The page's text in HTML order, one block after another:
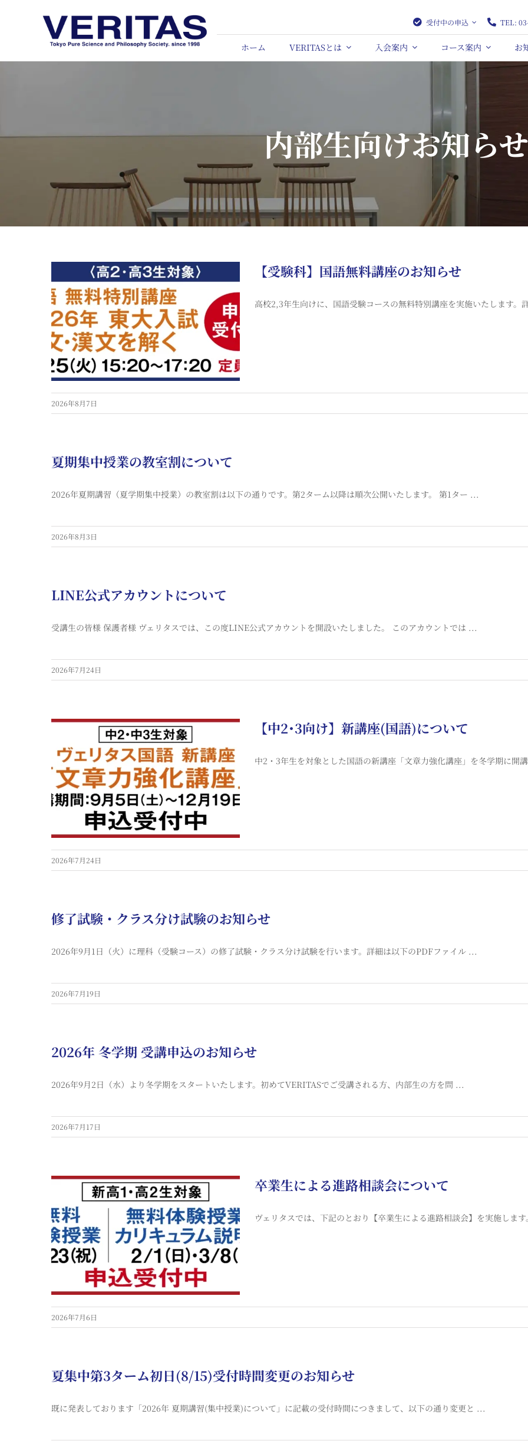
受付中の申込 TEL:
ホーム VERITASとは 入会案内 コース案内 お
内部生向けお知らせ
【受験科】国語無料講座のお知らせ
高校2,3年生向けに、国語受験コースの無料特別講座を実施いたします
2026年8月7日
夏期集中授業の教室割について
2026年夏期講習（夏学期集中授業）の教室割は以下の通りです。第2ターム以降は順次公開いたします。 第1ター ...
2026年8月3日
LINE公式アカウントについて
受講生の皆様 保護者様 ヴェリタスでは、この度LINE公式アカウントを開設いたしました。 このアカウントでは ...
2026年7月24日
【中2･3向け】新講座(国語)について
中2・3年生を対象とした国語の新講座「文章力強化講座」を冬学期に開
2026年7月24日
修了試験・クラス分け試験のお知らせ
2026年9月1日（火）に理科（受験コース）の修了試験・クラス分け試験を行います。詳細は以下のPDFファイル ...
2026年7月19日
2026年 冬学期 受講申込のお知らせ
2026年9月2日（水）より冬学期をスタートいたします。初めてVERITASでご受講される方、内部生の方を問 ...
2026年7月17日
卒業生による進路相談会について
ヴェリタスでは、下記のとおり【卒業生による進路相談会】を実施しま
2026年7月6日
夏集中第3ターム初日(8/15)受付時間変更のお知らせ
既に発表しております「2026年 夏期講習(集中授業)について」に記載の受付時間につきまして、以下の通り変更と ...